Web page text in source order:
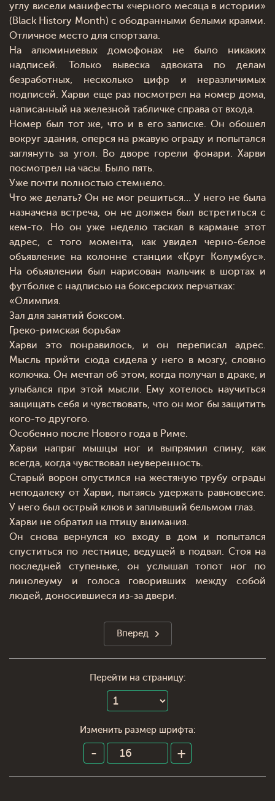
углу висели манифесты «черного месяца в истории»
(Black History Month) с ободранными белыми краями.
Отличное место для спортзала.
На алюминиевых домофонах не было никаких
надписей. Только вывеска адвоката по делам
безработных, несколько цифр и неразличимых
подписей. Харви еще раз посмотрел на номер дома,
написанный на железной табличке справа от входа.
Номер был тот же, что и в его записке. Он обошел
вокруг здания, оперся на ржавую ограду и попытался
заглянуть за угол. Во дворе горели фонари. Харви
посмотрел на часы. Было пять.
Уже почти полностью стемнело.
Что же делать? Он не мог решиться… У него не была
назначена встреча, он не должен был встретиться с
кем-то. Но он уже неделю таскал в кармане этот
адрес, с того момента, как увидел черно-белое
объявление на колонне станции «Круг Колумбус».
На объявлении был нарисован мальчик в шортах и
футболке с надписью на боксерских перчатках:
«Олимпия.
Зал для занятий боксом.
Греко-римская борьба»
Харви это понравилось, и он переписал адрес.
Мысль прийти сюда сидела у него в мозгу, словно
колючка. Он мечтал об этом, когда получал в драке, и
улыбался при этой мысли. Ему хотелось научиться
защищать себя и чувствовать, что он мог бы защитить
кого-то другого.
Особенно после Нового года в Риме.
Харви напряг мышцы ног и выпрямил спину, как
всегда, когда чувствовал неуверенность.
Старый ворон опустился на жестяную трубу ограды
неподалеку от Харви, пытаясь удержать равновесие.
У него был острый клюв и заплывший бельмом глаз.
Харви не обратил на птицу внимания.
Он снова вернулся ко входу в дом и попытался
спуститься по лестнице, ведущей в подвал. Стоя на
последней ступеньке, он услышал топот ног по
линолеуму и голоса говоривших между собой
людей, доносившиеся из-за двери.
Вперед
Перейти на страницу:
Изменить размер шрифта: